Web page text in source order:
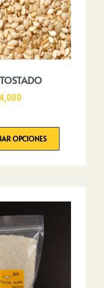
OPCIONES